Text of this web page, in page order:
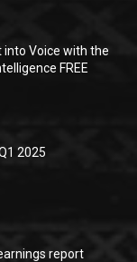
Voice with the
FREE
2025
report